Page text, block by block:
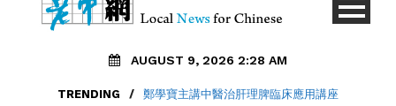
AUGUST 9, 2026 2:28 AM
TRENDING / 鄭學寶主講中醫治肝理脾臨床應用講座